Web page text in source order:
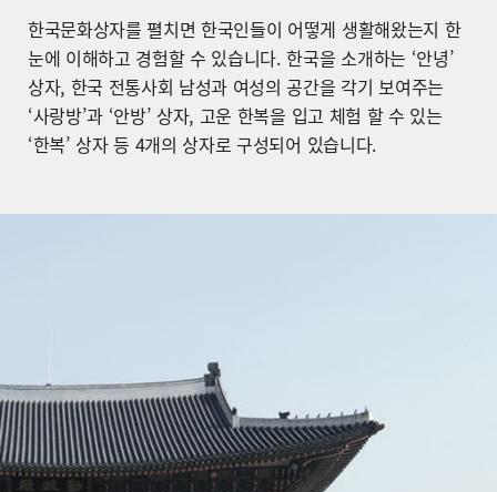
한국문화상자를 펼치면 한국인들이 어떻게 생활해왔는지 한
눈에 이해하고 경험할 수 있습니다. 한국을 소개하는 ‘안녕’
상자, 한국 전통사회 남성과 여성의 공간을 각기 보여주는
‘사랑방’과 ‘안방’ 상자, 고운 한복을 입고 체험 할 수 있는
‘한복’ 상자 등 4개의 상자로 구성되어 있습니다.